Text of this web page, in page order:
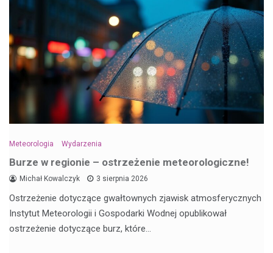
Meteorologia Wydarzenia
Burze w regionie – ostrzeżenie meteorologiczne!
Michał Kowalczyk 3 sierpnia 2026
Ostrzeżenie dotyczące gwałtownych zjawisk atmosferycznych
Instytut Meteorologii i Gospodarki Wodnej opublikował
ostrzeżenie dotyczące burz, które…